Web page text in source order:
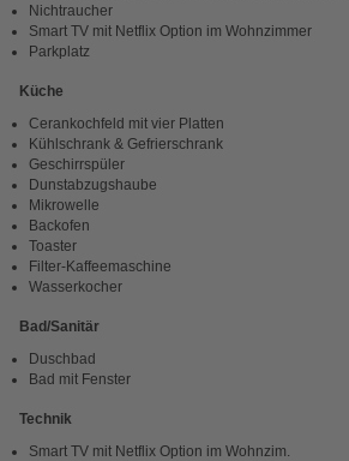
Nichtraucher
Smart TV mit Netflix Option im Wohnzimmer
Parkplatz
Küche
Cerankochfeld mit vier Platten
Kühlschrank & Gefrierschrank
Geschirrspüler
Dunstabzugshaube
Mikrowelle
Backofen
Toaster
Filter-Kaffeemaschine
Wasserkocher
Bad/Sanitär
Duschbad
Bad mit Fenster
Technik
Smart TV mit Netflix Option im Wohnzim.